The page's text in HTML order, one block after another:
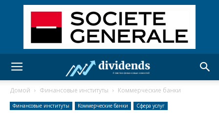
Домой Финансовые институты Коммерческие банки
Финансовые институты Коммерческие банки Сфера услуг